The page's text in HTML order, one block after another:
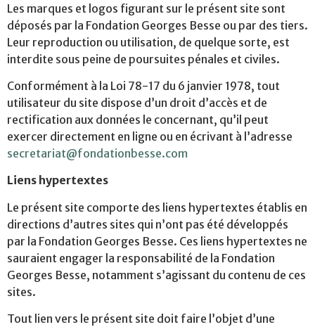
Les marques et logos figurant sur le présent site sont
déposés par la Fondation Georges Besse ou par des tiers.
Leur reproduction ou utilisation, de quelque sorte, est
interdite sous peine de poursuites pénales et civiles.
Conformément à la Loi 78-17 du 6 janvier 1978, tout
utilisateur du site dispose d’un droit d’accès et de
rectification aux données le concernant, qu’il peut
exercer directement en ligne ou en écrivant à l’adresse
secretariat@fondationbesse.com
Liens hypertextes
Le présent site comporte des liens hypertextes établis en
directions d’autres sites qui n’ont pas été développés
par la Fondation Georges Besse. Ces liens hypertextes ne
sauraient engager la responsabilité de la Fondation
Georges Besse, notamment s’agissant du contenu de ces
sites.
Tout lien vers le présent site doit faire l’objet d’une